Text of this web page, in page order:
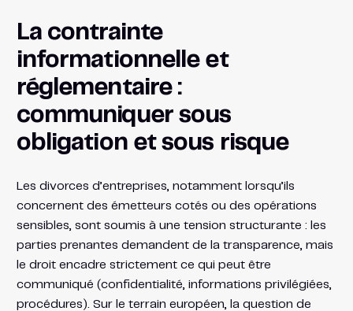
La contrainte
informationnelle et
réglementaire :
communiquer sous
obligation et sous risque
Les divorces d’entreprises, notamment lorsqu’ils
concernent des émetteurs cotés ou des opérations
sensibles, sont soumis à une tension structurante : les
parties prenantes demandent de la transparence, mais
le droit encadre strictement ce qui peut être
communiqué (confidentialité, informations privilégiées,
procédures). Sur le terrain européen, la question de